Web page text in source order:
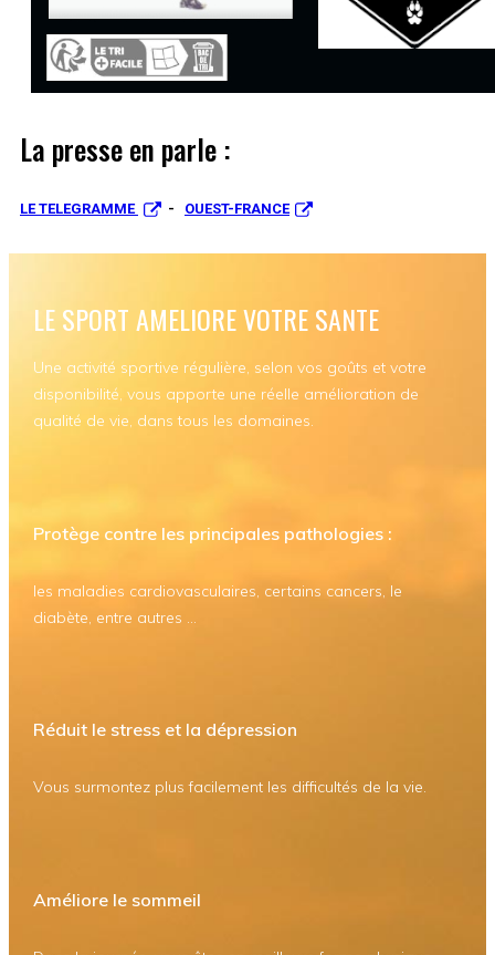
La presse en parle :
LE TELEGRAMME - OUEST-FRANCE
LE SPORT AMELIORE VOTRE SANTE
Une activité sportive régulière, selon vos goûts et votre
disponibilité, vous apporte une réelle amélioration de
qualité de vie, dans tous les domaines.
Protège contre les principales pathologies :
les maladies cardiovasculaires, certains cancers, le
diabète, entre autres ...
Réduit le stress et la dépression
Vous surmontez plus facilement les difficultés de la vie.
Améliore le sommeil